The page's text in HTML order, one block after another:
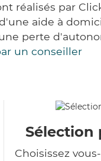
réalisés par
aide à
perte
un conseiller
Sélection
Choisissez